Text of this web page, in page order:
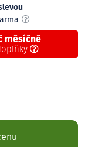
měsíčně